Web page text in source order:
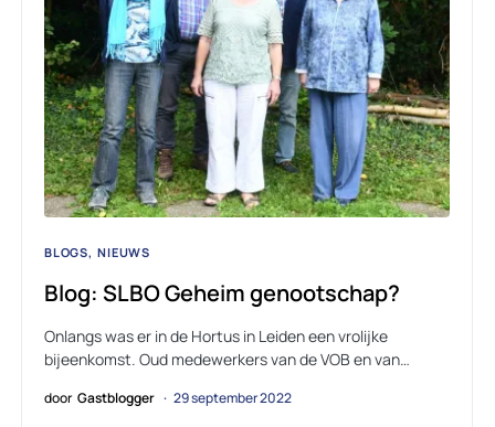
BLOGS NIEUWS
Blog: SLBO Geheim genootschap?
Onlangs was er in de Hortus in Leiden een vrolijke
bijeenkomst. Oud medewerkers van de VOB en van…
door Gastblogger 29 september 2022